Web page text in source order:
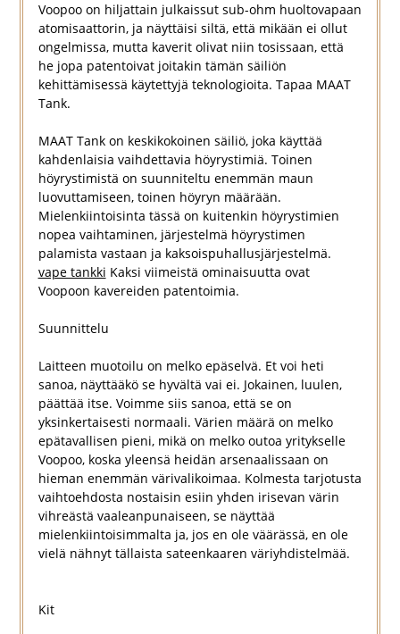
Voopoo on hiljattain julkaissut sub-ohm huoltovapaan
atomisaattorin, ja näyttäisi siltä, että mikään ei ollut
ongelmissa, mutta kaverit olivat niin tosissaan, että
he jopa patentoivat joitakin tämän säiliön
kehittämisessä käytettyjä teknologioita. Tapaa MAAT
Tank.
MAAT Tank on keskikokoinen säiliö, joka käyttää
kahdenlaisia vaihdettavia höyrystimiä. Toinen
höyrystimistä on suunniteltu enemmän maun
luovuttamiseen, toinen höyryn määrään.
Mielenkiintoisinta tässä on kuitenkin höyrystimien
nopea vaihtaminen, järjestelmä höyrystimen
palamista vastaan ja kaksoispuhallusjärjestelmä.
vape tankki Kaksi viimeistä ominaisuutta ovat
Voopoon kavereiden patentoimia.
Suunnittelu
Laitteen muotoilu on melko epäselvä. Et voi heti
sanoa, näyttääkö se hyvältä vai ei. Jokainen, luulen,
päättää itse. Voimme siis sanoa, että se on
yksinkertaisesti normaali. Värien määrä on melko
epätavallisen pieni, mikä on melko outoa yritykselle
Voopoo, koska yleensä heidän arsenaalissaan on
hieman enemmän värivalikoimaa. Kolmesta tarjotusta
vaihtoehdosta nostaisin esiin yhden irisevan värin
vihreästä vaaleanpunaiseen, se näyttää
mielenkiintoisimmalta ja, jos en ole väärässä, en ole
vielä nähnyt tällaista sateenkaaren väriyhdistelmää.
Kit